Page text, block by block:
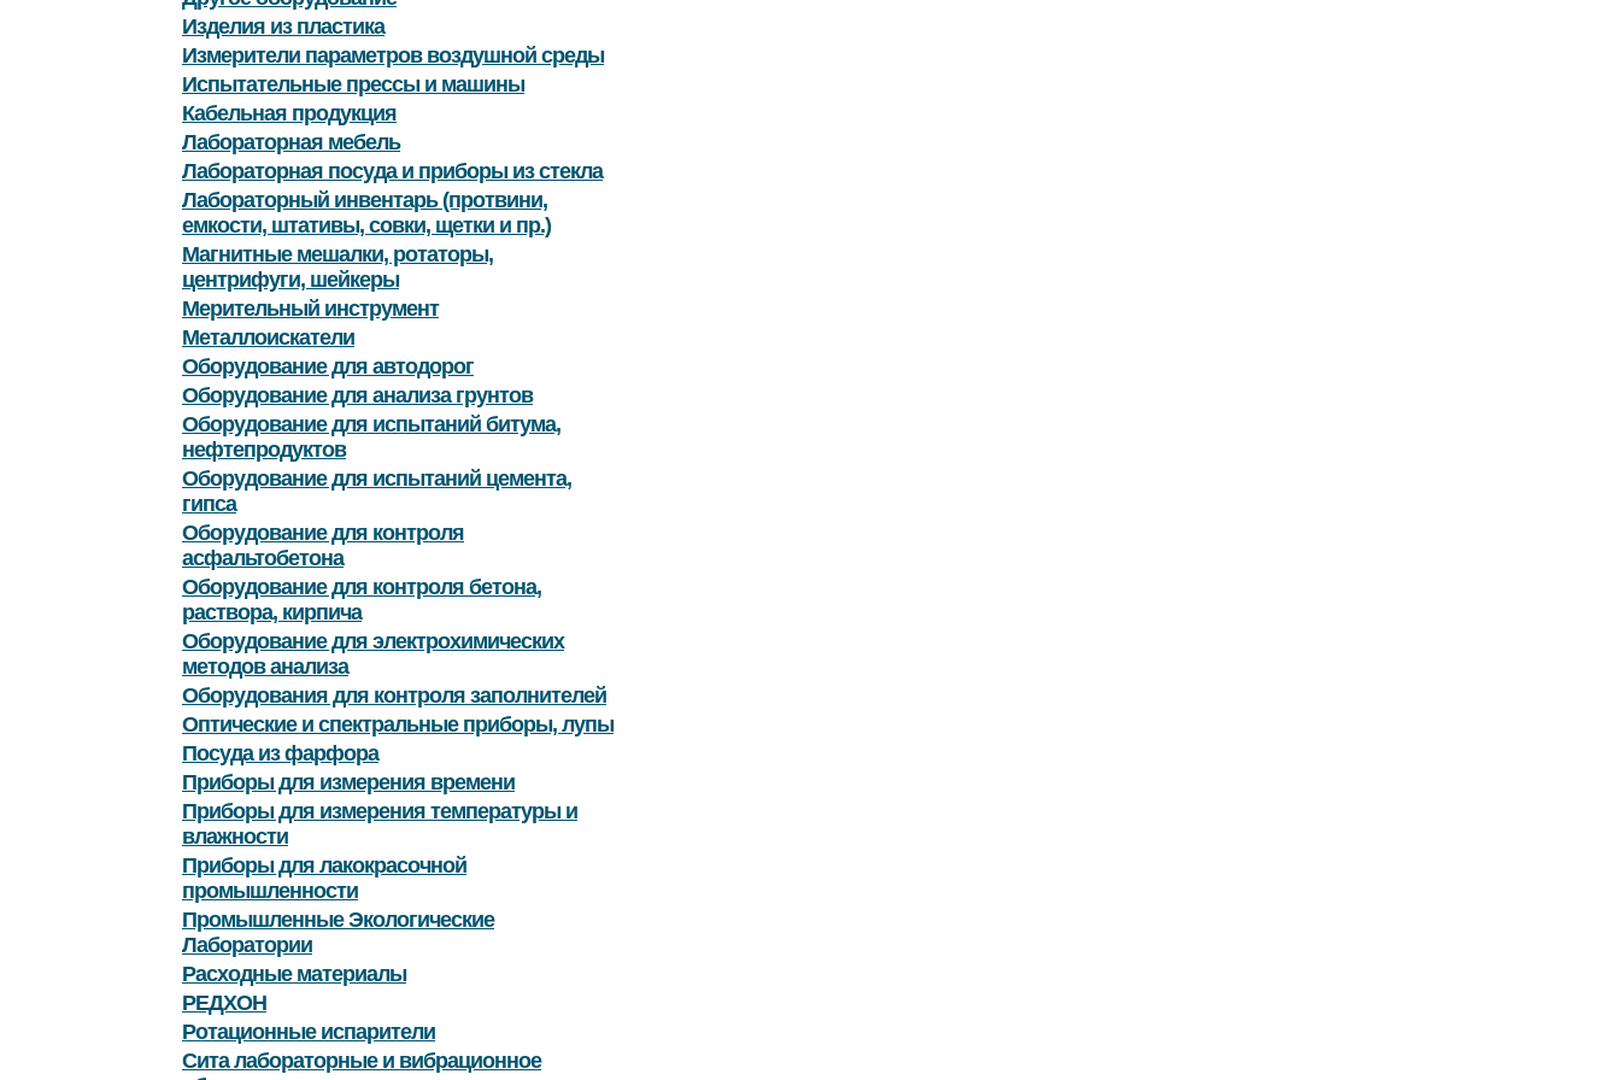
Изделия из пластика
Измерители параметров воздушной среды
Испытательные прессы и машины
Кабельная продукция
Лабораторная мебель
Лабораторная посуда и приборы из стекла
Лабораторный инвентарь (протвини,
емкости, штативы, совки, щетки и пр.)
Магнитные мешалки, ротаторы,
центрифуги, шейкеры
Мерительный инструмент
Металлоискатели
Оборудование для автодорог
Оборудование для анализа грунтов
Оборудование для испытаний битума,
нефтепродуктов
Оборудование для испытаний цемента,
гипса
Оборудование для контроля
асфальтобетона
Оборудование для контроля бетона,
раствора, кирпича
Оборудование для электрохимических
методов анализа
Оборудования для контроля заполнителей
Оптические и спектральные приборы, лупы
Посуда из фарфора
Приборы для измерения времени
Приборы для измерения температуры и
влажности
Приборы для лакокрасочной
промышленности
Промышленные Экологические
Лаборатории
Расходные материалы
РЕДХОН
Ротационные испарители
Сита лабораторные и вибрационное